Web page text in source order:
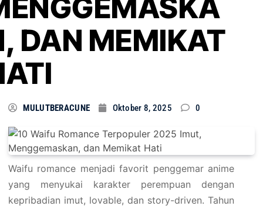
DAN MEMIKAT
MULUTBERACUNE Oktober 8, 2025 0
Waifu romance menjadi favorit penggemar anime
yang menyukai karakter perempuan dengan
kepribadian imut, lovable, dan story-driven. Tahun